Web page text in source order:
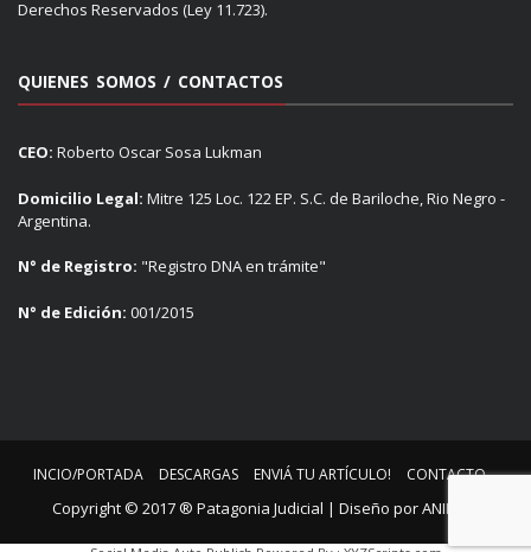
Derechos Reservados (Ley 11.723).
QUIENES SOMOS / CONTACTOS
CEO: Roberto Oscar Sosa Lukman
Domicilio Legal: Mitre 125 Loc. 122 EP. S.C. de Bariloche, Rio Negro -
Argentina.
N° de Registro: "Registro DNA en trámite"
N° de Edición: 001/2015
INCIO/PORTADA DESCARGAS ENVIÁ TU ARTÍCULO! CONTACTO
Copyright © 2017 ® Patagonia Judicial | Diseño porANIMUS